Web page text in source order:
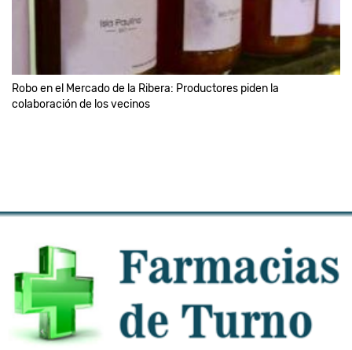
Robo en el Mercado de la Ribera: Productores piden la
colaboración de los vecinos